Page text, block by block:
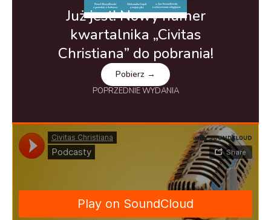
Już jest! Nowy numer
kwartalnika „Civitas
Christiana” do pobrania!
Pobierz →
POPRZEDNIE WYDANIA